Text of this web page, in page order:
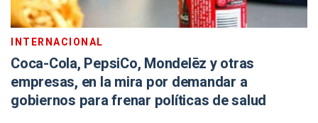
INTERNACIONAL
Coca-Cola, PepsiCo, Mondelēz y otras
empresas, en la mira por demandar a
gobiernos para frenar políticas de salud